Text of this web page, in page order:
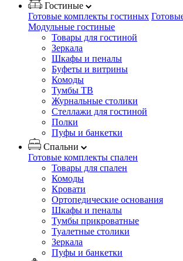
Гостиные
Готовые комплекты гостиных
Модульные гостиные
Товары для гостиной
Зеркала
Шкафы и пеналы
Буфеты и витрины
Комоды
Тумбы ТВ
Журнальные столики
Стеллажи для гостиной
Полки
Пуфы и банкетки
Спальни
Готовые комплекты спален
Товары для спален
Комоды
Кровати
Ортопедические основания
Шкафы и пеналы
Тумбы прикроватные
Туалетные столики
Зеркала
Пуфы и банкетки